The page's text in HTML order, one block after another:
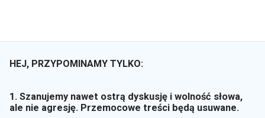
HEJ, PRZYPOMINAMY TYLKO:
1. Szanujemy nawet ostrą dyskusję i wolność słowa,
ale nie agresję. Przemocowe treści będą usuwane.